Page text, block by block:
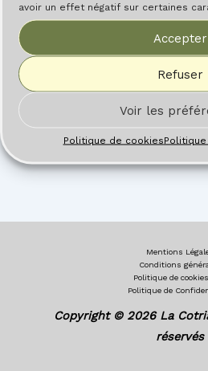
avoir un effet négatif sur certaines
Accepter
Refuser
Voir les
Politique de cookies
Mentions
Conditions
Politique de
Politique de
Copyright © 2026 La
réservés